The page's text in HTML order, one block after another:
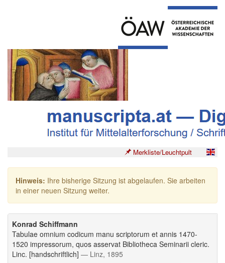
Merkliste/Leuchtpult
Hinweis: Ihre bisherige Sitzung ist abgelaufen. Sie arbeiten
in einer neuen Sitzung weiter.
Konrad Schiffmann
Tabulae omnium codicum manu scriptorum et annis 1470-
1520 impressorum, quos asservat Bibliotheca Seminarii cleric.
Linc. [handschriftlich] — Linz, 1895